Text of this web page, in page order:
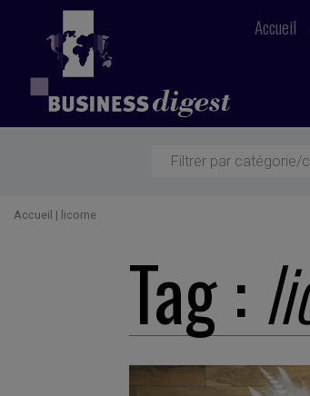
Accueil
Filtrer par catégorie/
Accueil | licorne
Tag :